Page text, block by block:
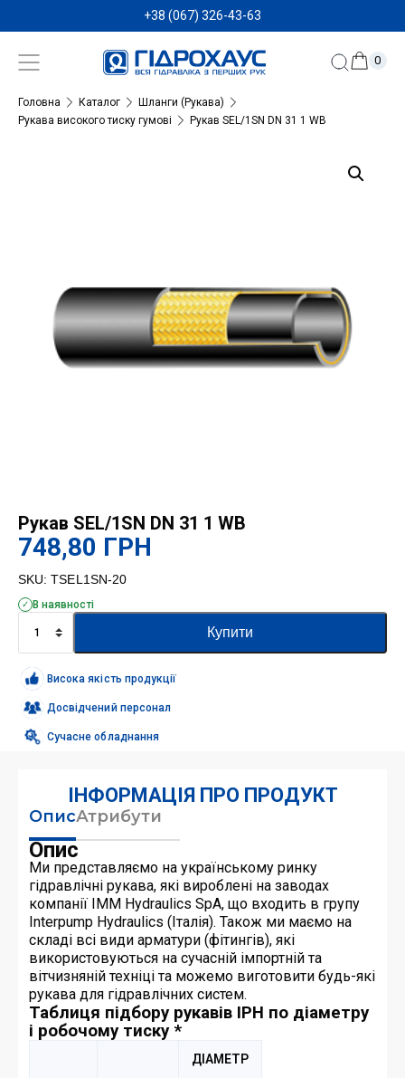
+38 (067) 326-43-63
0
Головна Каталог
Шланги (Рукава)
Рукава високого тиску гумові
Рукав SEL/1SN DN 31 1 WB
Рукав SEL/1SN DN 31 1 WB
748,80 ГРН
SKU: TSEL1SN-20
В наявності
SEL/1SN
DN
31
1
WB
кількість
Купити
Висока якість продукції
Досвідчений персонал
Сучасне обладнання
ІНФОРМАЦІЯ ПРО ПРОДУКТ
ОписАтрибути
Опис
Ми представляємо на українському ринку
гідравлічні рукава, які вироблені на заводах
компанії IMM Hydraulics SpA, що входить в групу
Interpump Hydraulics (Італія). Також ми маємо на
складі всі види арматури (фітингів), які
використовуються на сучасній імпортній та
вітчизняній техніці та можемо виготовити будь-які
рукава для гідравлічних систем.
Таблиця підбору рукавів IPH по діаметру
і робочому тиску *
ДІАМЕТР